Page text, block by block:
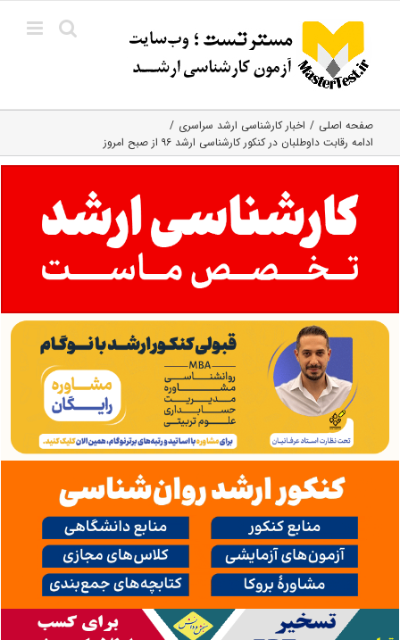
content
صفحه اصلی
اخبار کارشناسی ارشد سراسری
ادامه رقابت داوطلبان در کنکور کارشناسی ارشد ۹۶ از صبح امروز